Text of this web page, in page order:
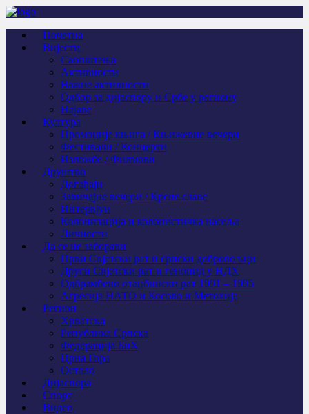
Почетна
Вијести
Саопштења
Активности
Важне активности
Одбор за дијаспору и Србе у региону
Најаве
Култура
Промоције књига / Књижевне вечери
Фестивали / Концерти
Изложбе / Филмови
Друштво
Догађаји
Завичајне вечери / Крсне славе
Интервјуи
Колонизација и колонистичка насеља
Личности
Да се не заборави
Први Свјeтски рат и српски добровољци
Други Свјетски рат и геноцид у НДХ
Одбрамбено отаџбински рат 1991 – 1995
Агресија НАТО и Косово и Метохија
Регион
Хрватска
Република Српска
Федерација БиХ
Црна Гора
Остало
Дијаспора
Спорт
Видео